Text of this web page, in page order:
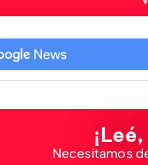
Necesitamos